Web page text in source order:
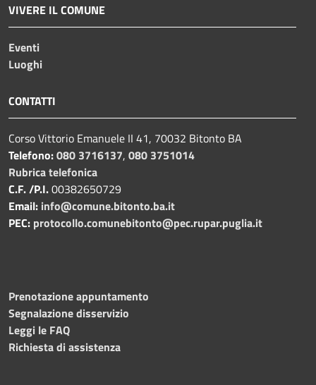
VIVERE IL COMUNE
Eventi
Luoghi
CONTATTI
Corso Vittorio Emanuele II 41, 70032 Bitonto BA
Telefono:080 3716137, 080 3751014
Rubrica telefonica
C.F. /P.I.00382650729
Email: info@comune.bitonto.ba.it
PEC: protocollo.comunebitonto@pec.rupar.puglia.it
Prenotazione appuntamento
Segnalazione disservizio
Leggi le FAQ
Richiesta di assistenza